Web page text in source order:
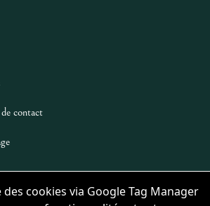
des cookies via Google Tag Manager
contact